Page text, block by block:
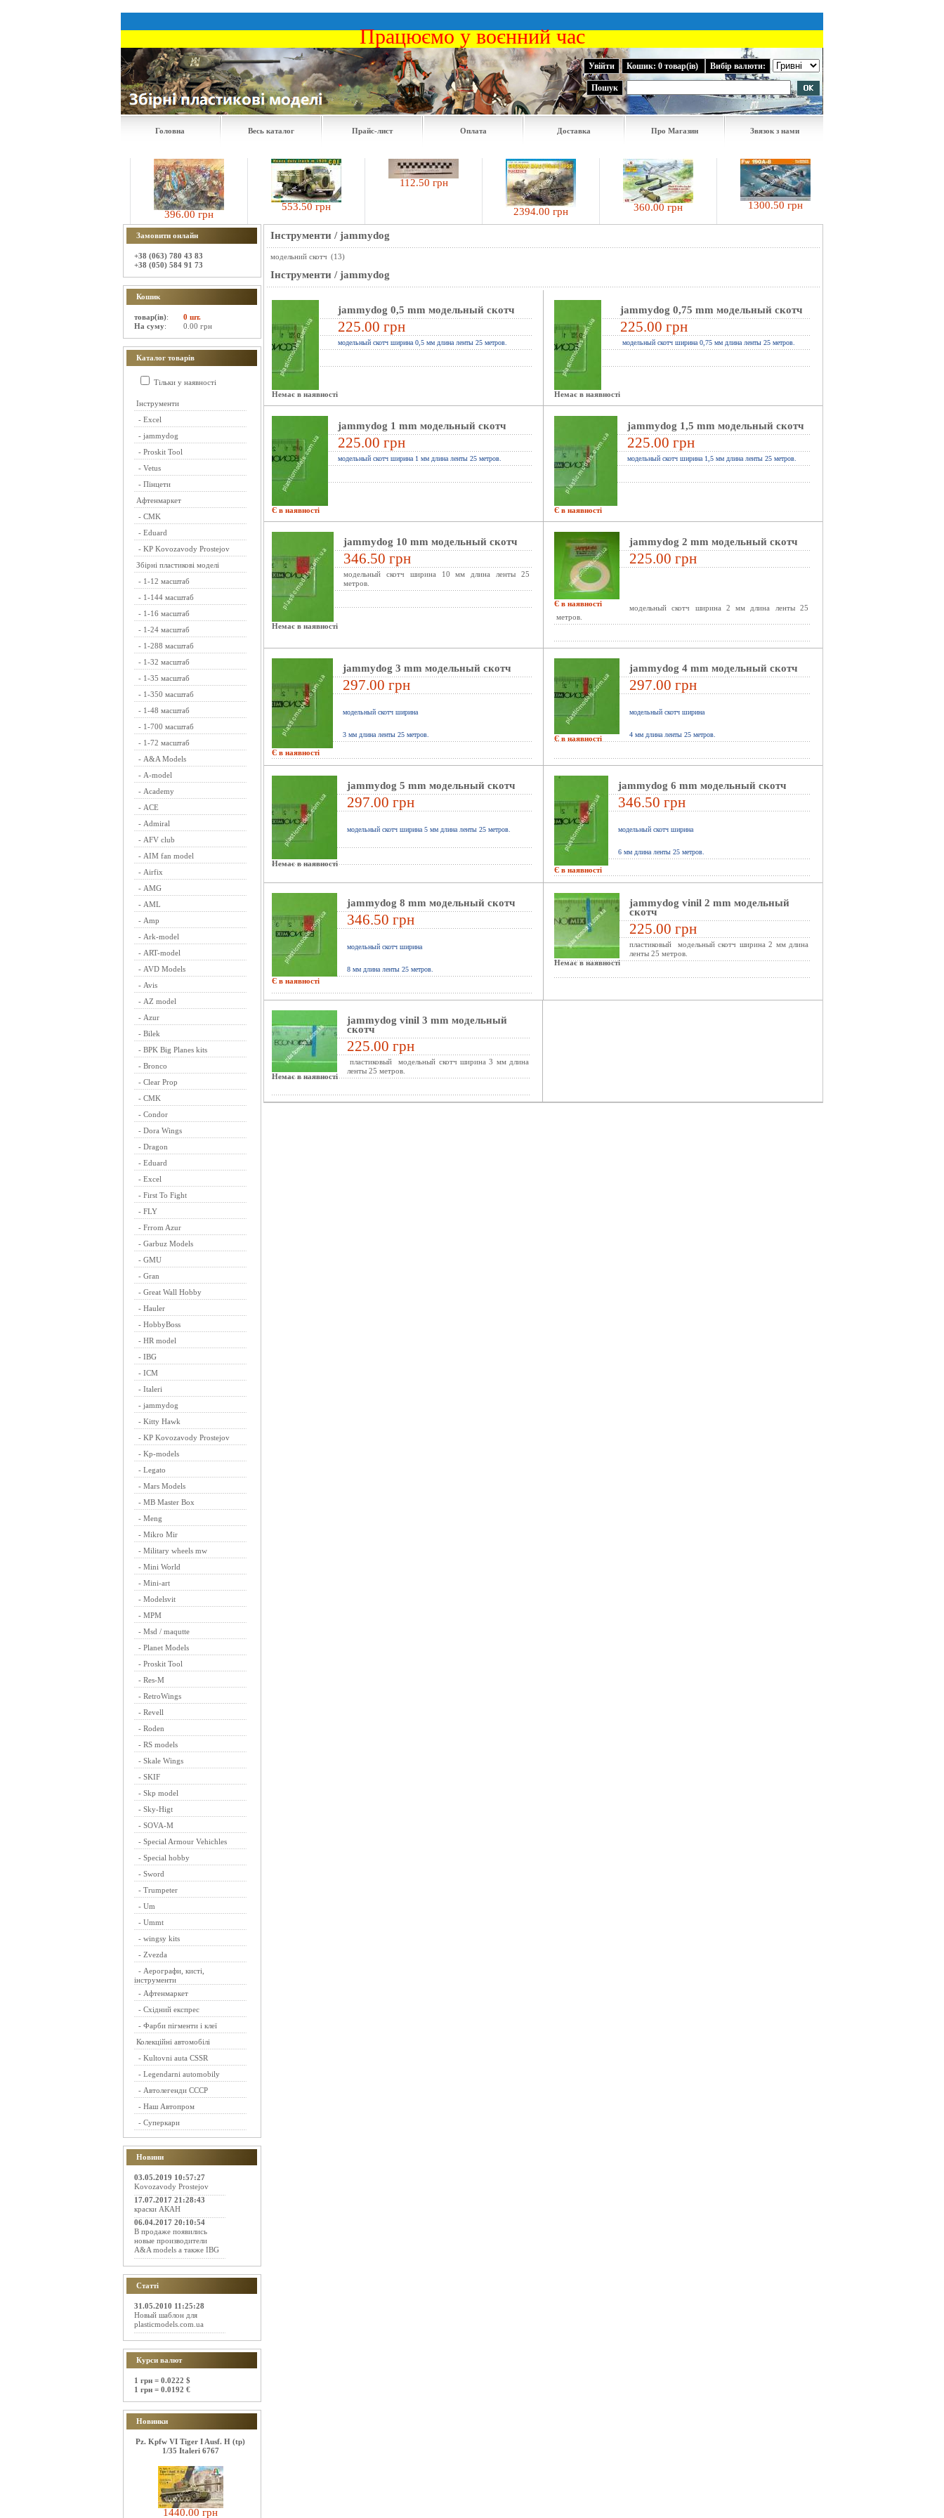
Працюємо у воєнний час
Увійти Кошик: 0 товар(ів) Вибір валюти:
Пошук
Головна Весь каталог Прайс-лист Оплата Доставка Про Магазин Звязок з нами
396.00 грн
553.50 грн
112.50 грн
2394.00 грн 360.00 грн
1300.50 грн
Замовити онлайн
+38 (063) 780 43 83
+38 (050) 584 91 73
Кошик
товар(ів):
0 шт.
На суму: 0.00 грн
Каталог товарів
Тільки у наявності
Інструменти
- Excel
- jammydog
- Proskit Tool
- Vetus
- Пінцети
Афтенмаркет
- CMK
- Eduard
- KP Kovozavody Prostejov
Збірні пластикові моделі
- 1-12 масштаб
- 1-144 масштаб
- 1-16 масштаб
- 1-24 масштаб
- 1-288 масштаб
- 1-32 масштаб
- 1-35 масштаб
- 1-350 масштаб
- 1-48 масштаб
- 1-700 масштаб
- 1-72 масштаб
- A&A Models
- A-model
- Academy
- ACE
- Admiral
- AFV club
- AIM fan model
- Airfix
- AMG
- AML
- Amp
- Ark-model
- ART-model
- AVD Models
- Avis
- AZ model
- Azur
- Bilek
- BPK Big Planes kits
- Bronco
- Clear Prop
- CMK
- Condor
- Dora Wings
- Dragon
- Eduard
- Excel
- First To Fight
- FLY
- Frrom Azur
- Garbuz Models
- GMU
- Gran
- Great Wall Hobby
- Hauler
- HobbyBoss
- HR model
- IBG
- ICM
- Italeri
- jammydog
- Kitty Hawk
- KP Kovozavody Prostejov
- Kp-models
- Legato
- Mars Models
- MB Master Box
- Meng
- Mikro Mir
- Military wheels mw
- Mini World
- Mini-art
- Modelsvit
- MPM
- Msd / maqutte
- Planet Models
- Proskit Tool
- Res-M
- RetroWings
- Revell
- Roden
- RS models
- Skale Wings
- SKIF
- Skp model
- Sky-Higt
- SOVA-M
- Special Armour Vehichles
- Special hobby
- Sword
- Trumpeter
- Um
- Ummt
- wingsy kits
- Zvezda
- Аерографи, кисті,
інструменти
- Афтенмаркет
- Східний експрес
- Фарби пігменти і клеї
Колекційні автомобілі
- Kultovni auta CSSR
- Legendarni automobily
- Автолегенди СССР
- Наш Автопром
- Суперкари
Новини
03.05.2019 10:57:27
Kovozavody Prostejov
17.07.2017 21:28:43
краски АКАН
06.04.2017 20:10:54
В продаже появились
новые производители
A&A models а также IBG
Статті
31.05.2010 11:25:28
Новый шаблон для
plasticmodels.com.ua
Курси валют
1 грн = 0.0222 $
1 грн = 0.0192 €
Новинки
Pz. Kpfw VI Tiger I Ausf. H (tp)
1/35 Italeri 6767
1440.00 грн
Інструменти /jammydog
модельний скотч (13)
Інструменти /jammydog
Немає в наявності
jammydog 0,5 mm модельный скотч
225.00 грн
модельный скотч ширина 0,5 мм длина ленты 25 метров.
Немає в наявності
jammydog 0,75 mm модельный скотч
225.00 грн
модельный скотч ширина 0,75 мм длина ленты 25 метров.
Є в наявності
jammydog 1 mm модельный скотч
225.00 грн
модельный скотч ширина 1 мм длина ленты 25 метров.
Є в наявності
jammydog 1,5 mm модельный скотч
225.00 грн
модельный скотч ширина 1 ,5 мм длина ленты 25 метров.
Немає в наявності
jammydog 10 mm модельный скотч
346.50 грн
модельный скотч ширина 10 мм длина ленты 25
метров.
Є в наявності
jammydog 2 mm модельный скотч
225.00 грн
модельный скотч ширина 2 мм длина ленты 25
метров.
Є в наявності
jammydog 3 mm модельный скотч
297.00 грн
модельный скотч ширина
3 мм длина ленты 25 метров. Є в наявності
jammydog 4 mm модельный скотч
297.00 грн
модельный скотч ширина
4 мм длина ленты 25 метров.
Немає в наявності
jammydog 5 mm модельный скотч
297.00 грн
модельный скотч ширина 5 мм длина ленты 25 метров.
Є в наявності
jammydog 6 mm модельный скотч
346.50 грн
модельный скотч ширина
6 мм длина ленты 25 метров.
Є в наявності
jammydog 8 mm модельный скотч
346.50 грн
модельный скотч ширина
8 мм длина ленты 25 метров.
Немає в наявності
jammydog vinil 2 mm модельный
скотч
225.00 грн
пластиковый модельный скотч ширина 2 мм длина
ленты 25 метров.
Немає в наявності
jammydog vinil 3 mm модельный
скотч
225.00 грн
пластиковый модельный скотч ширина 3 мм длина
ленты 25 метров.